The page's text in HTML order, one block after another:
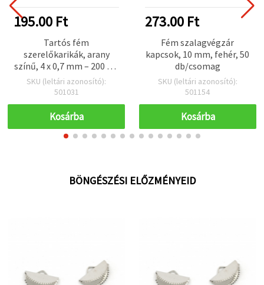
195.00 Ft
Tartós fém
szerelőkarikák, arany
színű, 4 x 0,7 mm – 200 db,
tökéletes
ékszerkészítéshez és
SKU (leltári azonosító):
501031
Kosárba
273.00 Ft
Fém szalagvégzár
kapcsok, 10 mm, fehér, 50
db/csomag
SKU (leltári azonosító):
501154
Kosárba
BÖNGÉSZÉSI ELŐZMÉNYEID